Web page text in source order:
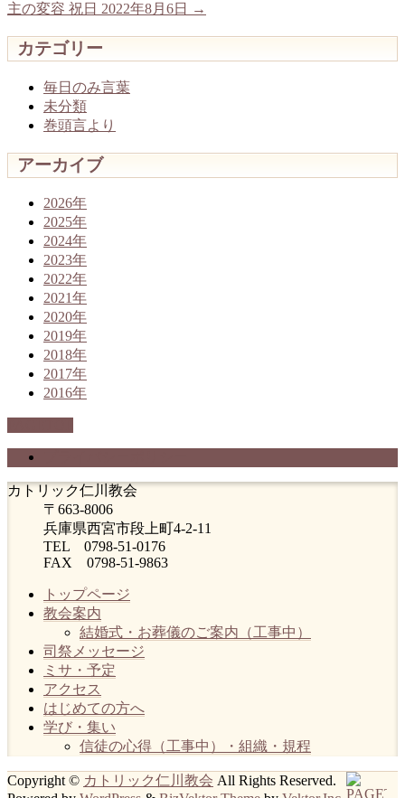
主の変容 祝日 2022年8月6日
→
カテゴリー
毎日のみ言葉
未分類
巻頭言より
アーカイブ
2026年
2025年
2024年
2023年
2022年
2021年
2020年
2019年
2018年
2017年
2016年
カトリック仁川教会
〒663-8006
兵庫県西宮市段上町4-2-11
TEL 0798-51-0176
FAX 0798-51-9863
トップページ
教会案内
結婚式・お葬儀のご案内（工事中）
司祭メッセージ
ミサ・予定
アクセス
はじめての方へ
学び・集い
信徒の心得（工事中）・組織・規程
Copyright © カトリック仁川教会 All Rights Reserved.